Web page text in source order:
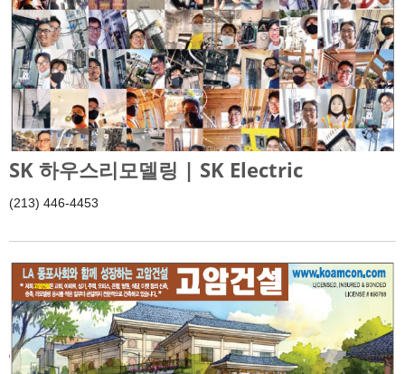
SK 하우스리모델링 | SK Electric
(213) 446-4453